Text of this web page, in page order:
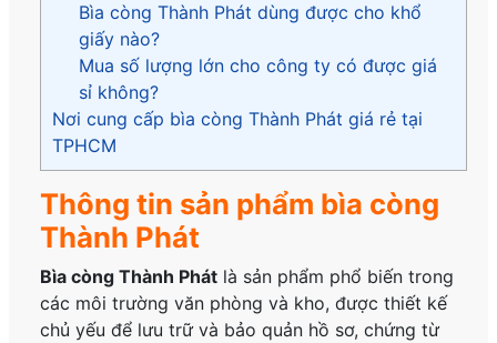
Bìa còng Thành Phát dùng được cho khổ
giấy nào?
Mua số lượng lớn cho công ty có được giá
sỉ không?
Nơi cung cấp bìa còng Thành Phát giá rẻ tại
TPHCM
Thông tin sản phẩm bìa còng
Thành Phát
Bìa còng Thành Phát là sản phẩm phổ biến trong
các môi trường văn phòng và kho, được thiết kế
chủ yếu để lưu trữ và bảo quản hồ sơ, chứng từ